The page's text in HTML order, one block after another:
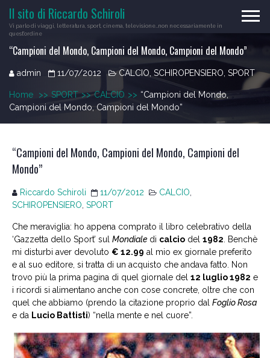
content
Il sito di Riccardo Schiroli
Vi parlo di viaggi, letteratura, sport, cinema, televisione…non necessariamente in
quest'ordine
“Campioni del Mondo, Campioni del Mondo, Campioni del Mondo”
admin 11/07/2012 CALCIO SCHIROPENSIERO SPORT
Home >> SPORT >> CALCIO >> “Campioni del Mondo,
Campioni del Mondo, Campioni del Mondo”
“Campioni del Mondo, Campioni del Mondo, Campioni del
Mondo”
Riccardo Schiroli 11/07/2012 CALCIO
SCHIROPENSIERO SPORT
Che meraviglia: ho appena comprato il libro celebrativo della
‘Gazzetta dello Sport’ sul Mondiale di calcio del 1982 . Benchè
mi disturbi aver devoluto € 12.99 al mio ex giornale preferito
e al suo editore, si tratta di un acquisto che andava fatto. Non
trovo più la prima pagina di quel giornale del 12 luglio 1982 e
i ricordi si alimentano anche con cose concrete, oltre che con
quel che abbiamo (prendo la citazione proprio dal Foglio Rosa
e da Lucio Battisti) “nella mente e nel cuore”.